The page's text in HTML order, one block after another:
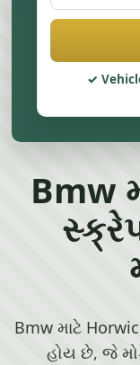
Bmw
Bmw માટે
હોય છે, જે